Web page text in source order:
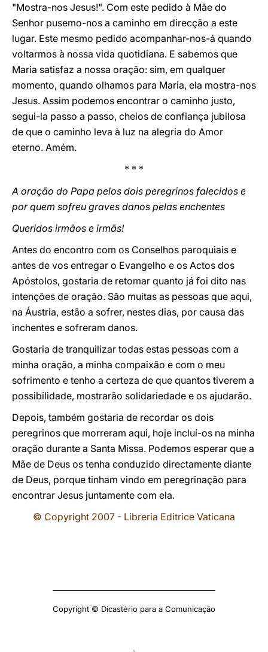
"Mostra-nos Jesus!". Com este pedido à Mãe do
Senhor pusemo-nos a caminho em direcção a este
lugar. Este mesmo pedido acompanhar-nos-á quando
voltarmos à nossa vida quotidiana. E sabemos que
Maria satisfaz a nossa oração: sim, em qualquer
momento, quando olhamos para Maria, ela mostra-nos
Jesus. Assim podemos encontrar o caminho justo,
segui-la passo a passo, cheios de confiança jubilosa
de que o caminho leva à luz na alegria do Amor
eterno. Amém.
* * *
A oração do Papa pelos dois peregrinos falecidos e
por quem sofreu graves danos pelas enchentes
Queridos irmãos e irmãs!
Antes do encontro com os Conselhos paroquiais e
antes de vos entregar o Evangelho e os Actos dos
Apóstolos, gostaria de retomar quanto já foi dito nas
intenções de oração. São muitas as pessoas que aqui,
na Áustria, estão a sofrer, nestes dias, por causa das
inchentes e sofreram danos.
Gostaria de tranquilizar todas estas pessoas com a
minha oração, a minha compaixão e com o meu
sofrimento e tenho a certeza de que quantos tiverem a
possibilidade, mostrarão solidariedade e os ajudarão.
Depois, também gostaria de recordar os dois
peregrinos que morreram aqui, hoje incluí-os na minha
oração durante a Santa Missa. Podemos esperar que a
Mãe de Deus os tenha conduzido directamente diante
de Deus, porque tinham vindo em peregrinação para
encontrar Jesus juntamente com ela.
© Copyright 2007 - Libreria Editrice Vaticana
Copyright © Dicastério para a Comunicação